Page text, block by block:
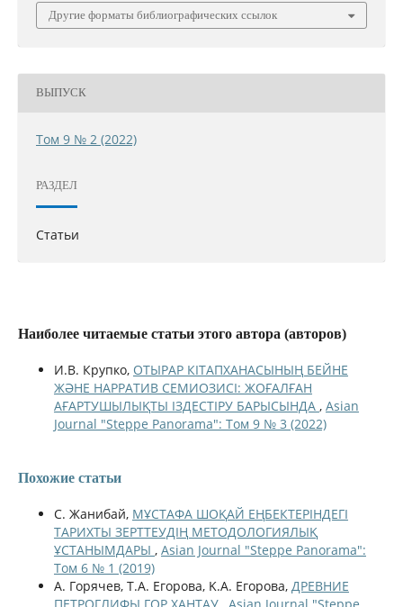
Другие форматы библиографических ссылок
ВЫПУСК
Том 9 № 2 (2022)
РАЗДЕЛ
Статьи
Наиболее читаемые статьи этого автора (авторов)
И.В. Крупко, ОТЫРАР КІТАПХАНАСЫНЫҢ БЕЙНЕ
ЖӘНЕ НАРРАТИВ СЕМИОЗИСІ: ЖОҒАЛҒАН
АҒАРТУШЫЛЫҚТЫ ІЗДЕСТІРУ БАРЫСЫНДА , Asian
Journal "Steppe Panorama": Том 9 № 3 (2022)
Похожие статьи
С. Жанибай, МҰСТАФА ШОҚАЙ ЕҢБЕКТЕРІНДЕГІ
ТАРИХТЫ ЗЕРТТЕУДІҢ МЕТОДОЛОГИЯЛЫҚ
ҰСТАНЫМДАРЫ , Asian Journal "Steppe Panorama":
Том 6 № 1 (2019)
А. Горячев, T.A. Егорова, K.A. Егорова, ДРЕВНИЕ